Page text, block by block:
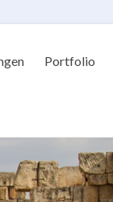
Portfolio